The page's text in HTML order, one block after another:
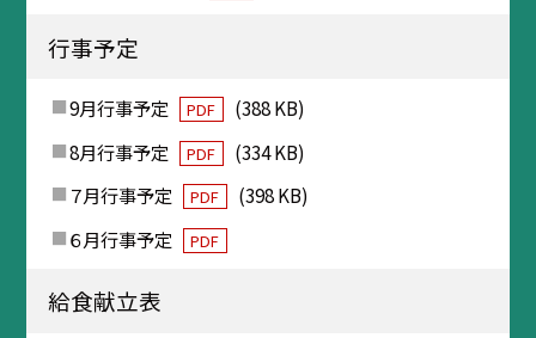
行事予定
9月行事予定 PDF
(388 KB)
8月行事予定
PDF
(334 KB)
７月行事予定
PDF
(398 KB)
６月行事予定
PDF
給食献立表